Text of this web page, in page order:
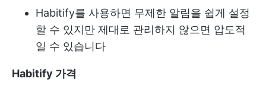
Habitify를 사용하면 무제한 알림을 쉽게 설정
할 수 있지만 제대로 관리하지 않으면 압도적
일 수 있습니다
Habitify 가격